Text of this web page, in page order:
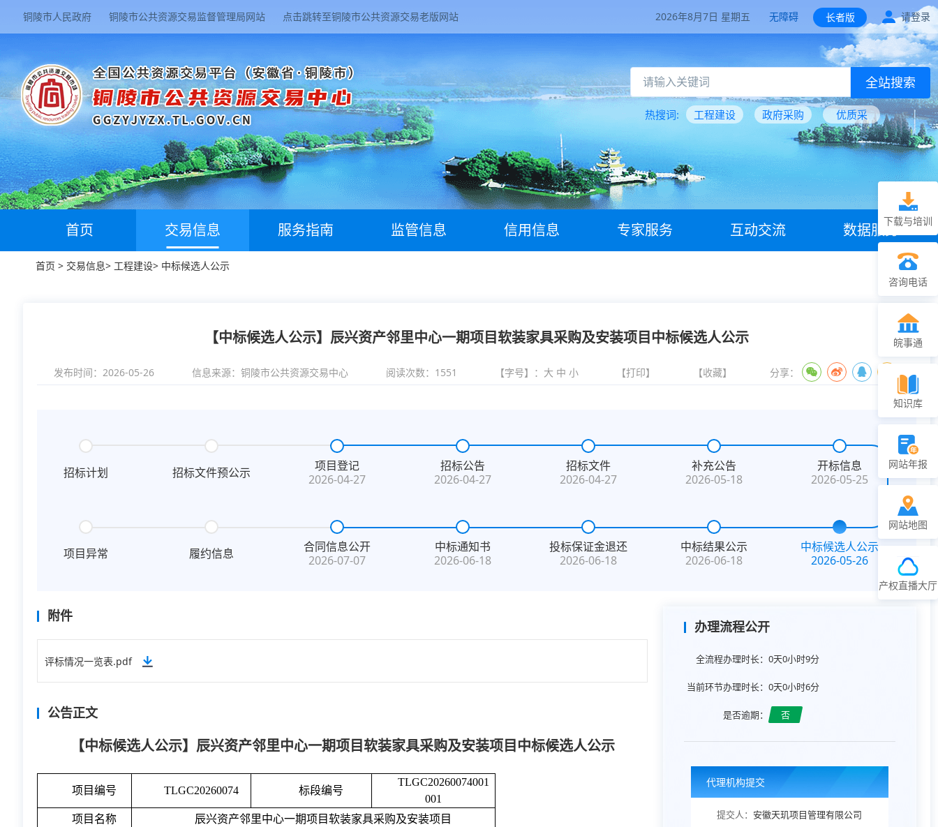
铜陵市人民政府 铜陵市公共资源交易监督管理局网站 点击跳转至铜陵市公共资源交易老版网站 2026年8月7日 星期五 无障碍 长者版 请登录
全站搜索
热搜词: 工程建设 政府采购 优质采
首页 交易信息 服务指南 监管信息 信用信息 专家服务 互动交流 数据服务
首页 > 交易信息> 工程建设> 中标候选人公示
【中标候选人公示】辰兴资产邻里中心一期项目软装家具采购及安装项目中标候选人公示
发布时间：2026-05-26 信息来源： 铜陵市公共资源交易中心 阅读次数： 1551 【字号】： 大 中 小 【打印】 【收藏】 分享：
招标计划 招标文件预公示
项目登记
2026-04-27
招标公告
2026-04-27
招标文件
2026-04-27
补充公告
2026-05-18
开标信息
2026-05-25
中标候选人公示
2026-05-26
中标结果公示
2026-06-18
投标保证金退还
2026-06-18
中标通知书
2026-06-18
合同信息公开
2026-07-07
履约信息
项目异常
附件
评标情况一览表.pdf
公告正文
【中标候选人公示】辰兴资产邻里中心一期项目软装家具采购及安装项目中标候选人公示
项目编号 TLGC20260074 标段编号
TLGC20260074001
001
项目名称
辰兴资产邻里中心一期项目软装家具采购及安装项目
办理流程公开
全流程办理时长：0天0小时9分
当前环节办理时长：0天0小时6分
是否逾期： 否
代理机构提交
提交人： 安徽天玑项目管理有限公司
下载与培训
咨询电话
皖事通
知识库
网站年报
网站地图
产权直播大厅